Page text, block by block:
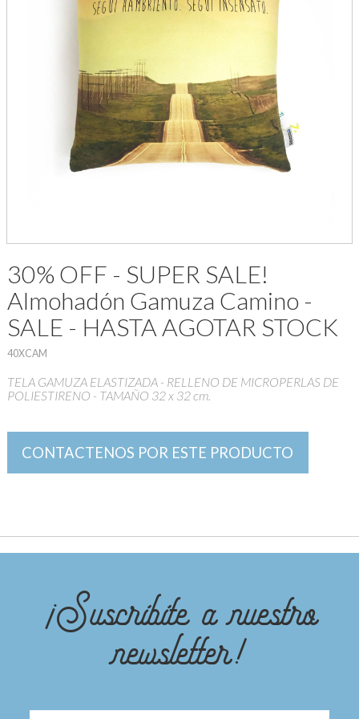
30% OFF - SUPER SALE!
Almohadón Gamuza Camino -
SALE - HASTA AGOTAR STOCK
40XCAM
TELA GAMUZA ELASTIZADA - RELLENO DE MICROPERLAS DE
POLIESTIRENO - TAMAÑO 32 x 32 cm.
CONTACTENOS POR ESTE PRODUCTO
¡Suscribite a nuestro
newsletter!